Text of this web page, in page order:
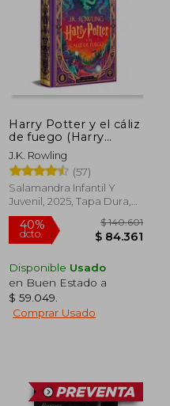
6%
dcto.
Harry Potter y el cáliz
de fuego (Harry
Potter ediciones
ilustradas interactivas
4)
J.K. Rowling
(57)
Salamandra Infantil Y
Juvenil, 2025, Tapa Dura,
Nuevo
Disponible Usado
en Buen Estado a
$ 59.049
Comprar Usado